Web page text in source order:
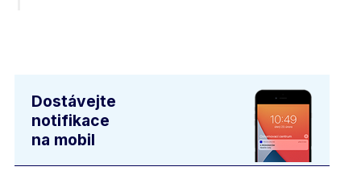
Dostávejte
notifikace
na mobil